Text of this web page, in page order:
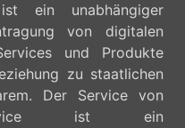
ein unabhängiger
von digitalen
und Produkte
zu staatlichen
Der Service von
ist ein